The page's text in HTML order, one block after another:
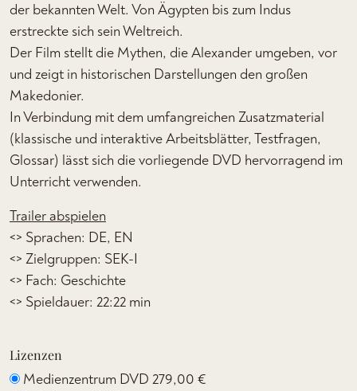
der bekannten Welt. Von Ägypten bis zum Indus
erstreckte sich sein Weltreich.
Der Film stellt die Mythen, die Alexander umgeben, vor
und zeigt in historischen Darstellungen den großen
Makedonier.
In Verbindung mit dem umfangreichen Zusatzmaterial
(klassische und interaktive Arbeitsblätter, Testfragen,
Glossar) lässt sich die vorliegende DVD hervorragend im
Unterricht verwenden.
Trailer abspielen
<> Sprachen: DE, EN
<> Zielgruppen: SEK-I
<> Fach: Geschichte
<> Spieldauer: 22:22 min
Lizenzen
Medienzentrum DVD 279,00 €